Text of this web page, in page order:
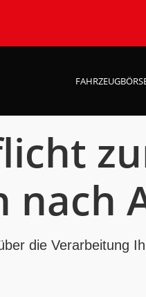
die Verarbeitung